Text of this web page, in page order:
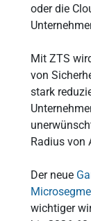
oder die
Mit ZTS
von
stark
Radius von
Der neue
wichtiger